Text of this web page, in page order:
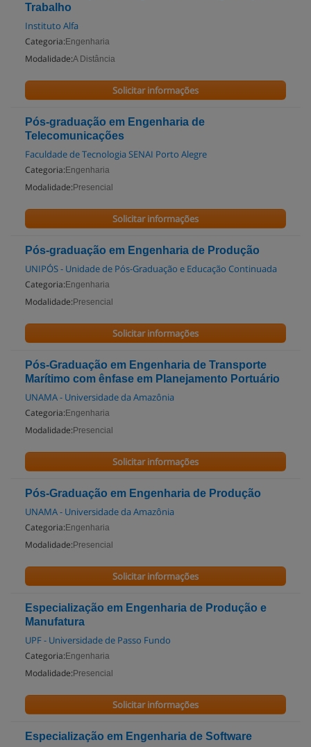
Trabalho
Instituto Alfa
Categoria: Engenharia
Modalidade:A Distância
Solicitar informações
Pós-graduação em Engenharia de
Telecomunicações
Faculdade de Tecnologia SENAI Porto Alegre
Categoria: Engenharia
Modalidade: Presencial
Solicitar informações
Pós-graduação em Engenharia de Produção
UNIPÓS - Unidade de Pós-Graduação e Educação Continuada
Categoria: Engenharia
Modalidade: Presencial
Solicitar informações
Pós-Graduação em Engenharia de Transporte
Marítimo com ênfase em Planejamento Portuário
UNAMA - Universidade da Amazônia
Categoria: Engenharia
Modalidade: Presencial
Solicitar informações
Pós-Graduação em Engenharia de Produção
UNAMA - Universidade da Amazônia
Categoria: Engenharia
Modalidade: Presencial
Solicitar informações
Especialização em Engenharia de Produção e
Manufatura
UPF - Universidade de Passo Fundo
Categoria: Engenharia
Modalidade: Presencial
Solicitar informações
Especialização em Engenharia de Software